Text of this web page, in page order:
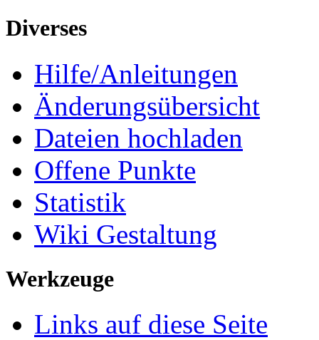
Diverses
Hilfe/Anleitungen
Änderungsübersicht
Dateien hochladen
Offene Punkte
Statistik
Wiki Gestaltung
Werkzeuge
Links auf diese Seite